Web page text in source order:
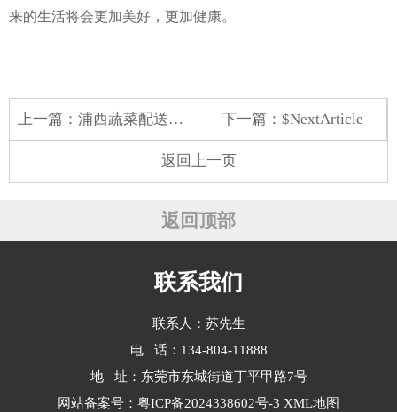
来的生活将会更加美好，更加健康。
上一篇： 浦西蔬菜配送公司 下一篇：$NextArticle
返回上一页
返回顶部
联系我们
联系人：苏先生
电 话：134-804-11888
地 址：东莞市东城街道丁平甲路7号
网站备案号： 粤ICP备2024338602号-3 XML地图